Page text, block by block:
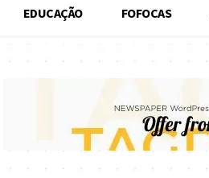
EDUCAÇÃO FOFOCAS